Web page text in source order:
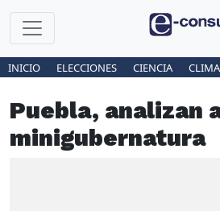
INICIO ELECCIONES CIENCIA CLIMA
Puebla, analizan
minigubernatura